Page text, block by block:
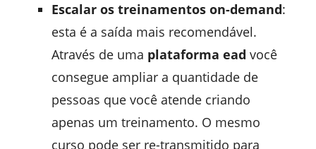
Escalar os treinamentos on-demand:
esta é a saída mais recomendável.
Através de uma plataforma ead você
consegue ampliar a quantidade de
pessoas que você atende criando
apenas um treinamento. O mesmo
curso pode ser re-transmitido para